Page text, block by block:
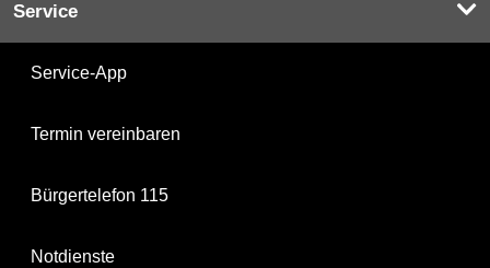
Service
Service-App
Termin vereinbaren
Bürgertelefon 115
Notdienste